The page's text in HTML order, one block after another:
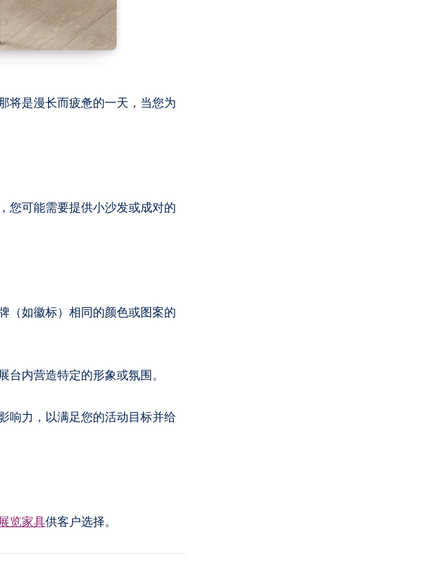
将是漫长而疲惫的一天，当您为
您可能需要提供小沙发或成对的
（如徽标）相同的颜色或图案的
内营造特定的形象或氛围。
响力，以满足您的活动目标并给
展览家具供客户选择。